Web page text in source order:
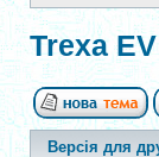
Trexa
Версія для